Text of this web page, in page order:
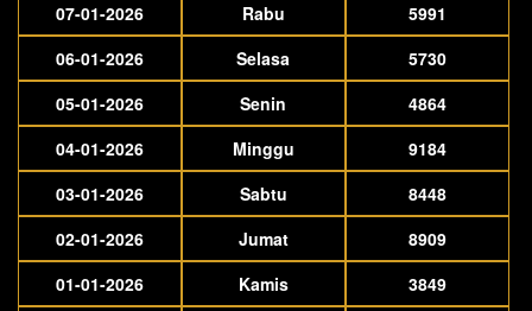
07-01-2026
Rabu
5991
06-01-2026
Selasa
5730
05-01-2026
Senin
4864
04-01-2026
Minggu
9184
03-01-2026
Sabtu
8448
02-01-2026
Jumat
8909
01-01-2026
Kamis 3849